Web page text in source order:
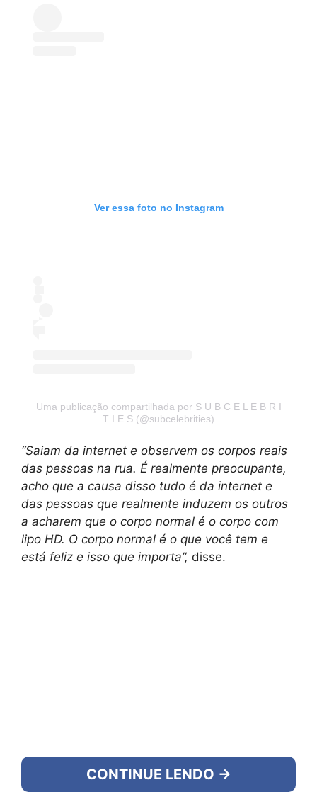
Ver essa foto no Instagram
Uma publicação compartilhada por S U B C E L E B R I
T I E S (@subcelebrities)
“Saiam da internet e observem os corpos reais
das pessoas na rua. É realmente preocupante,
acho que a causa disso tudo é da internet e
das pessoas que realmente induzem os outros
a acharem que o corpo normal é o corpo com
lipo HD. O corpo normal é o que você tem e
está feliz e isso que importa”, disse.
CONTINUE LENDO →